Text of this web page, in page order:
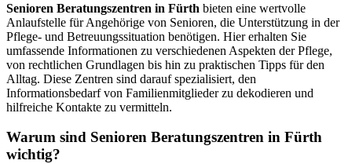
Senioren Beratungszentren in Fürth bieten eine wertvolle
Anlaufstelle für Angehörige von Senioren, die Unterstützung in der
Pflege- und Betreuungssituation benötigen. Hier erhalten Sie
umfassende Informationen zu verschiedenen Aspekten der Pflege,
von rechtlichen Grundlagen bis hin zu praktischen Tipps für den
Alltag. Diese Zentren sind darauf spezialisiert, den
Informationsbedarf von Familienmitglieder zu dekodieren und
hilfreiche Kontakte zu vermitteln.
Warum sind Senioren Beratungszentren in Fürth
wichtig?